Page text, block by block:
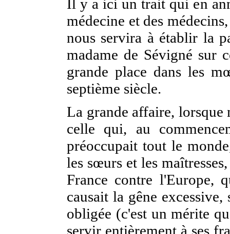
Il y a ici un trait qui en
médecine et des
nous servira à établir la
madame de Sévigné sur
grande place dans les
septième siècle.
La grande affaire, lorsque
celle qui, au
préoccupait tout le
les sœurs et les
France contre l'Europe,
causait la gêne
obligée (c'est un mérite
servir entièrement à ses